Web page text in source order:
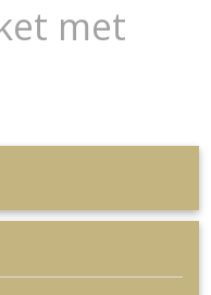
met